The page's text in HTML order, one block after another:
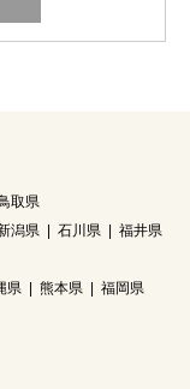
取県
潟県 石川県
福井県
県 熊本県
福岡県